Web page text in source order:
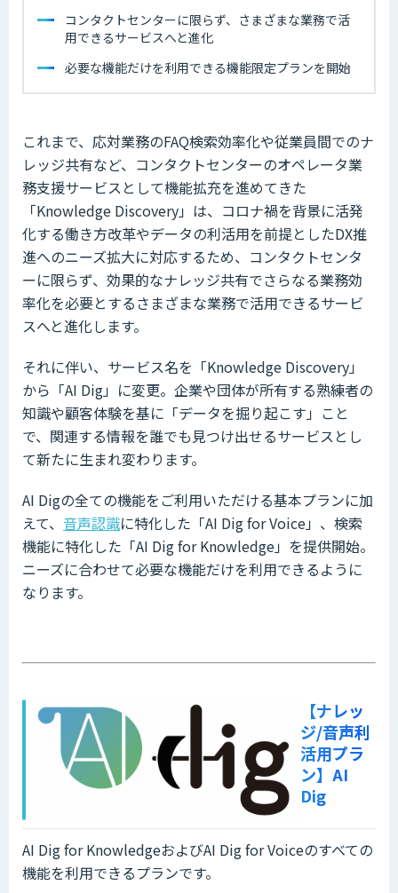
コンタクトセンターに限らず、さまざまな業務で活
用できるサービスへと進化
必要な機能だけを利用できる機能限定プランを開始
これまで、応対業務のFAQ検索効率化や従業員間でのナ
レッジ共有など、コンタクトセンターのオペレータ業
務支援サービスとして機能拡充を進めてきた
「Knowledge Discovery」は、コロナ禍を背景に活発
化する働き方改革やデータの利活用を前提としたDX推
進へのニーズ拡大に対応するため、コンタクトセンタ
ーに限らず、効果的なナレッジ共有でさらなる業務効
率化を必要とするさまざまな業務で活用できるサービ
スへと進化します。
それに伴い、サービス名を「Knowledge Discovery」
から「AI Dig」に変更。企業や団体が所有する熟練者の
知識や顧客体験を基に「データを掘り起こす」こと
で、関連する情報を誰でも見つけ出せるサービスとし
て新たに生まれ変わります。
AI Digの全ての機能をご利用いただける基本プランに加
えて、 音声認識に特化した「AI Dig for Voice」、検索
機能に特化した「AI Dig for Knowledge」を提供開始。
ニーズに合わせて必要な機能だけを利用できるように
なります。
【ナレッ
ジ/音声利
活用プラ
ン】AI
Dig
AI Dig for KnowledgeおよびAI Dig for Voiceのすべての
機能を利用できるプランです。